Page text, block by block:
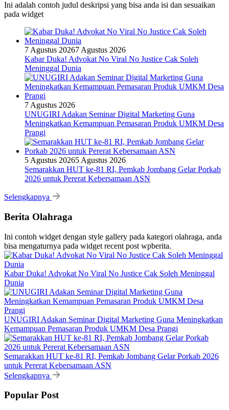
Ini adalah contoh judul deskripsi yang bisa anda isi dan sesuaikan
pada widget
7 Agustus 20267 Agustus 2026
Kabar Duka! Advokat No Viral No Justice Cak Soleh
Meninggal Dunia
7 Agustus 2026
UNUGIRI Adakan Seminar Digital Marketing Guna
Meningkatkan Kemampuan Pemasaran Produk UMKM Desa
Prangi
5 Agustus 20265 Agustus 2026
Semarakkan HUT ke-81 RI, Pemkab Jombang Gelar Porkab
2026 untuk Pererat Kebersamaan ASN
Selengkapnya
Berita Olahraga
Ini contoh widget dengan style gallery pada kategori olahraga, anda
bisa mengaturnya pada widget recent post wpberita.
Kabar Duka! Advokat No Viral No Justice Cak Soleh Meninggal
Dunia
UNUGIRI Adakan Seminar Digital Marketing Guna Meningkatkan
Kemampuan Pemasaran Produk UMKM Desa Prangi
Semarakkan HUT ke-81 RI, Pemkab Jombang Gelar Porkab 2026
untuk Pererat Kebersamaan ASN
Selengkapnya
Popular Post